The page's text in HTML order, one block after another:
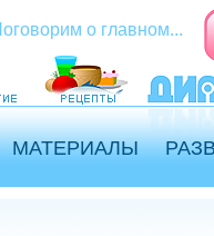
о главном...
МАТЕРИАЛЫ